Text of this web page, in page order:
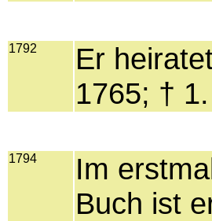
1792
Er
1765; †
1794
Im
Buch ist